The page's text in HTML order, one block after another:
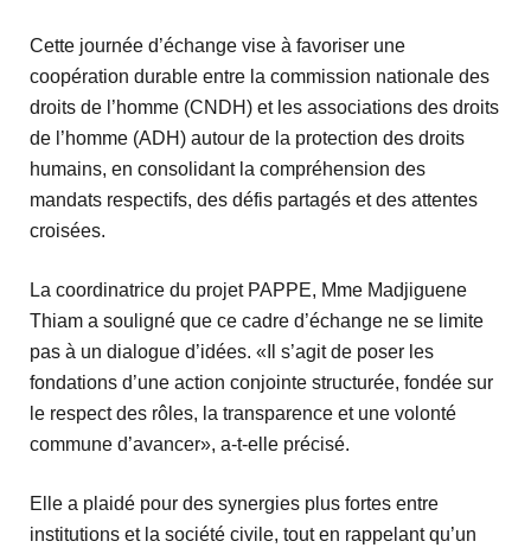
Cette journée d’échange vise à favoriser une
coopération durable entre la commission nationale des
droits de l’homme (CNDH) et les associations des droits
de l’homme (ADH) autour de la protection des droits
humains, en consolidant la compréhension des
mandats respectifs, des défis partagés et des attentes
croisées.
La coordinatrice du projet PAPPE, Mme Madjiguene
Thiam a souligné que ce cadre d’échange ne se limite
pas à un dialogue d’idées. «Il s’agit de poser les
fondations d’une action conjointe structurée, fondée sur
le respect des rôles, la transparence et une volonté
commune d’avancer», a-t-elle précisé.
Elle a plaidé pour des synergies plus fortes entre
institutions et la société civile, tout en rappelant qu’un